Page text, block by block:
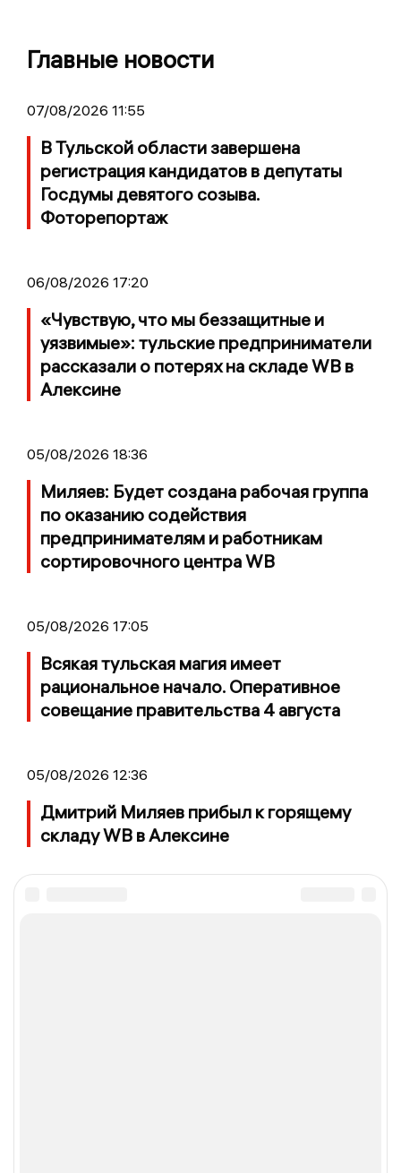
Главные новости
07/08/2026 11:55
В Тульской области завершена
регистрация кандидатов в депутаты
Госдумы девятого созыва.
Фоторепортаж
06/08/2026 17:20
«Чувствую, что мы беззащитные и
уязвимые»: тульские предприниматели
рассказали о потерях на складе WB в
Алексине
05/08/2026 18:36
Миляев: Будет создана рабочая группа
по оказанию содействия
предпринимателям и работникам
сортировочного центра WB
05/08/2026 17:05
Всякая тульская магия имеет
рациональное начало. Оперативное
совещание правительства 4 августа
05/08/2026 12:36
Дмитрий Миляев прибыл к горящему
складу WB в Алексине